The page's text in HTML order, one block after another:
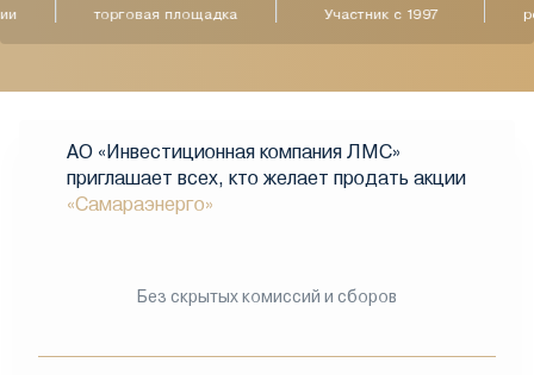
торговая площадка Участник с 1997
АО «Инвестиционная компания ЛМС»
приглашает всех, кто желает продать акции
«Самараэнерго»
Без скрытых комиссий и сборов